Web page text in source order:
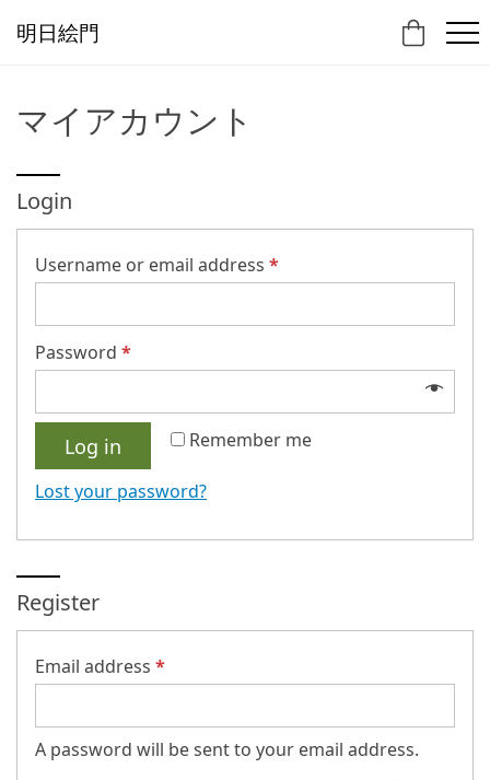
明日絵門
マイアカウント
Login
Username or email address *
Password *
Remember me
Log in
Lost your password?
Register
Email address *
A password will be sent to your email address.